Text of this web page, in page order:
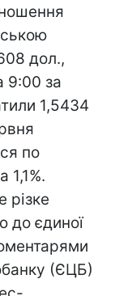
дол.,
9:00 за
1,5434
по
різке
до єдиної
(ЄЦБ)